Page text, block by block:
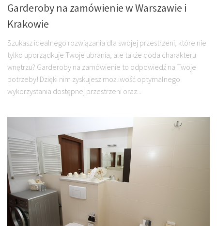
Garderoby na zamówienie w Warszawie i
Krakowie
Szukasz idealnego rozwiązania dla swojej przestrzeni, które nie
tylko uporządkuje Twoje ubrania, ale także doda charakteru
wnętrzu? Garderoby na zamówienie to odpowiedź na Twoje
potrzeby! Dzięki nim zyskujesz możliwość optymalnego
wykorzystania dostępnej przestrzeni oraz...